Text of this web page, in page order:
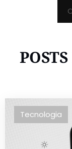
POSTS
Tecnologia